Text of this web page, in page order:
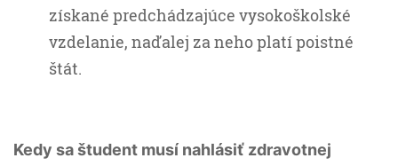
získané predchádzajúce vysokoškolské
vzdelanie, naďalej za neho platí poistné
štát.
Kedy sa študent musí nahlásiť zdravotnej